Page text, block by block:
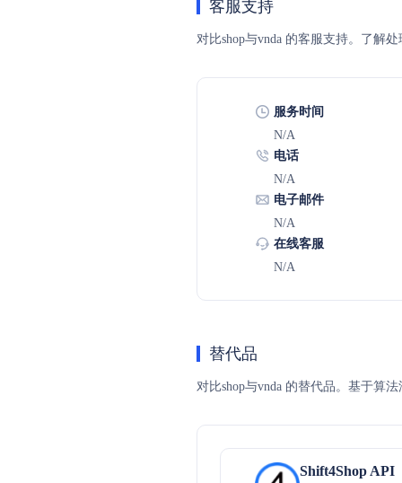
客服支持
对比shop与vnda 的客服支持。了解
服务时间
N/A
电话
N/A
电子邮件
N/A
在线客服
N/A
替代品
对比shop与vnda 的替代品。基于算
Shift4Shop API